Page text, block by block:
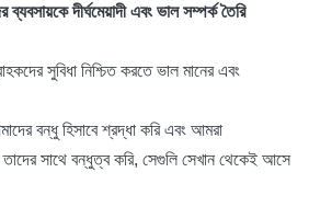
দীর্ঘমেয়াদী এবং ভাল সম্পর্ক তৈরি
সুবিধা নিশ্চিত করতে ভাল মানের এবং
বন্ধু হিসাবে শ্রদ্ধা করি এবং আমরা
সাথে বন্ধুত্ব করি, সেগুলি সেখান থেকেই আসে